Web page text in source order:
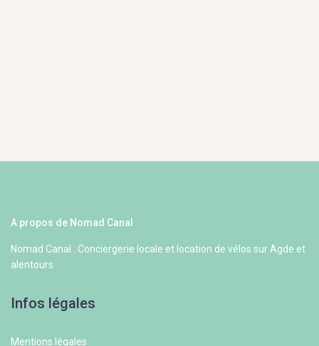
A propos de Nomad Canal
Nomad Canal : Conciergerie locale et location de vélos sur Agde et
alentours
Infos légales
Mentions légales